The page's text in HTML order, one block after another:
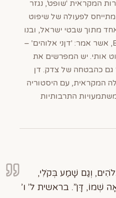
המקראית 'שופט', נגזר
לפעולה של שיפוט
מתוך שבטי ישראל, ובנו
של יעקב מאישה בשם Bila, אשר אמר: 'דןני אלוהים' –
אותי. יש המפרשים את
כהבטחה של צדק. דן
המקראית, עם היסטוריה
התרבותיות
וְגַם שָׁמַע בְּקֹלִי,
שְׁמוֹ, דָּן”. בראשית ל’ ו’